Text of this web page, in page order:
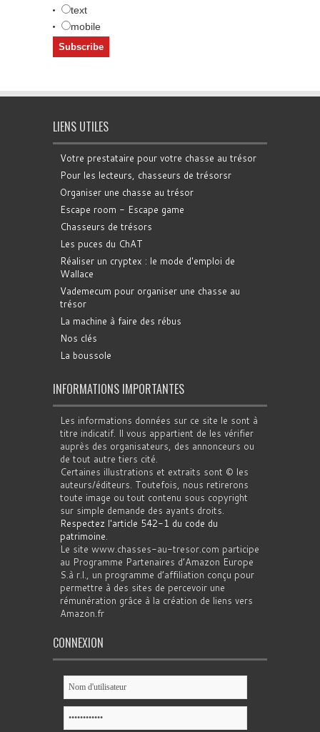
text
mobile
LIENS UTILES
Votre prestataire pour votre chasse au trésor
Pour les lecteurs, chasseurs de trésorsr
Organiser une chasse au trésor
Escape room - Escape game
Chasseurs de trésors
Les puces du ChAT
Réaliser un cryptex : le mode d'emploi de
Wallace
Vademecum pour organiser une chasse au
trésor
La machine à faire des rébus
Nos clés
La boussole
INFORMATIONS IMPORTANTES
Les informations données sur ce site le sont à
titre indicatif. Il vous appartient de les vérifier
auprès des organisateurs, des annonceurs ou
de tout autre tiers cité.
Certaines illustrations et extraits sont © les
auteurs/éditeurs. Toutefois, nous retirerons
toute image ou tout contenu sous copyright
sur simple demande des ayants droits.
Respectez l'article 542-1 du code du
patrimoine.
Le site www.chasses-au-tresor.com participe
au Programme Partenaires d’Amazon Europe
S.à r.l., un programme d’affiliation conçu pour
permettre à des sites de percevoir une
rémunération grâce à la création de liens vers
Amazon.fr
CONNEXION